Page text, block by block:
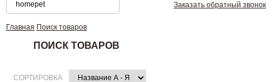
Заказать обратный звонок
Главная Поиск товаров
ПОИСК ТОВАРОВ
СОРТИРОВКА